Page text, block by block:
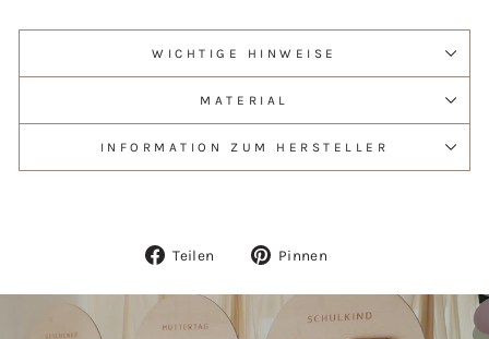
WICHTIGE HINWEISE
MATERIAL
INFORMATION ZUM HERSTELLER
Teilen
Auf
Pinnen